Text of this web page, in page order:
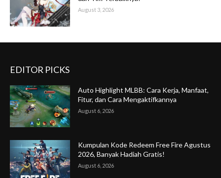
August 3, 2026
EDITOR PICKS
Auto Highlight MLBB: Cara Kerja, Manfaat,
Fitur, dan Cara Mengaktifkannya
August 6, 2026
Kumpulan Kode Redeem Free Fire Agustus
2026, Banyak Hadiah Gratis!
August 6, 2026